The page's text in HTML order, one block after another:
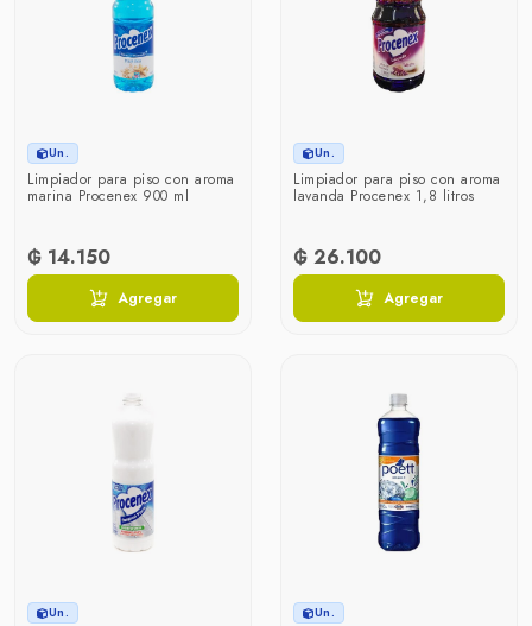
Un.
Limpiador para piso con aroma
marina Procenex 900 ml
₲ 14.150
Agregar
Un.
Limpiador para piso con aroma
lavanda Procenex 1,8 litros
₲ 26.100
Agregar
Un. Un.